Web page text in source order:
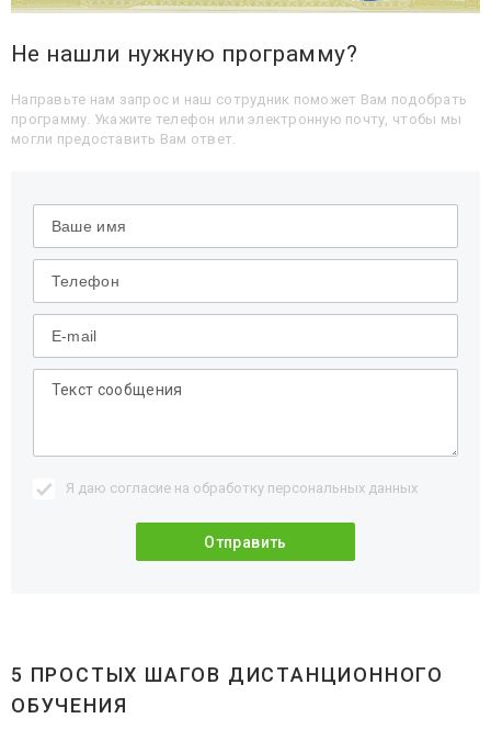
Не нашли нужную программу?
Направьте нам запрос и наш сотрудник поможет Вам подобрать
программу. Укажите телефон или электронную почту, чтобы мы
могли предоставить Вам ответ.
Я даю согласие на обработку персональных данных
5 ПРОСТЫХ ШАГОВ ДИСТАНЦИОННОГО
ОБУЧЕНИЯ